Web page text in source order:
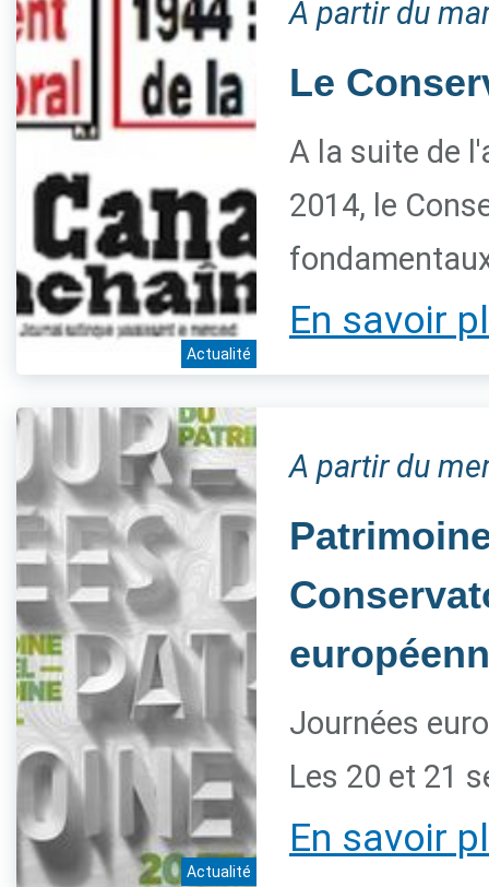
Actualité
A partir du
Le
A la suite de
2014, le
En savoir
Actualité
A partir du
Journées
Les 20 et 21
En savoir